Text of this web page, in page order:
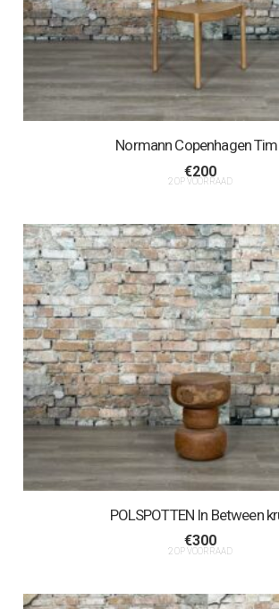
Normann Copenhagen
€200
2 OP VOORRAAD
POLSPOTTEN In Between
€300
2 OP VOORRAAD